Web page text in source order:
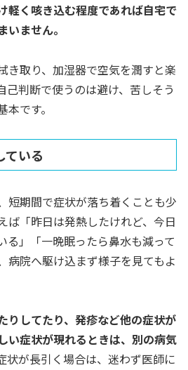
軽く咳き込む程度であれば自宅で
ません。
き取り、加湿器で空気を潤すと楽
己判断で使うのは避け、苦しそう
です。
ている
短期間で症状が落ち着くことも少
ば「昨日は発熱したけれど、今日
る」「一晩眠ったら鼻水も減って
病院へ駆け込まず様子を見てもよ
りしてたり、発疹など他の症状が
い症状が現れるときは、別の病気
状が長引く場合は、迷わず医師に